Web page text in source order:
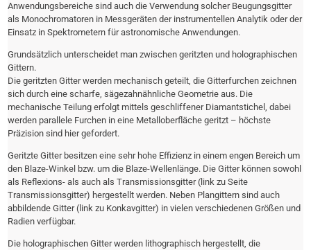
Anwendungsbereiche sind auch die Verwendung solcher Beugungsgitter
als Monochromatoren in Messgeräten der instrumentellen Analytik oder der
Einsatz in Spektrometern für astronomische Anwendungen.
Grundsätzlich unterscheidet man zwischen geritzten und holographischen
Gittern.
Die geritzten Gitter werden mechanisch geteilt, die Gitterfurchen zeichnen
sich durch eine scharfe, sägezahnähnliche Geometrie aus. Die
mechanische Teilung erfolgt mittels geschliffener Diamantstichel, dabei
werden parallele Furchen in eine Metalloberfläche geritzt – höchste
Präzision sind hier gefordert.
Geritzte Gitter besitzen eine sehr hohe Effizienz in einem engen Bereich um
den Blaze-Winkel bzw. um die Blaze-Wellenlänge. Die Gitter können sowohl
als Reflexions- als auch als Transmissionsgitter (link zu Seite
Transmissionsgitter) hergestellt werden. Neben Plangittern sind auch
abbildende Gitter (link zu Konkavgitter) in vielen verschiedenen Größen und
Radien verfügbar.
Die holographischen Gitter werden lithographisch hergestellt, die